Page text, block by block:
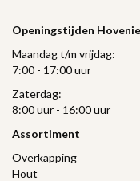
Openingstijden
Maandag t/m vrijdag:
7:00 - 17:00 uur
Zaterdag:
8:00 uur - 16:00 uur
Assortiment
Overkapping
Hout